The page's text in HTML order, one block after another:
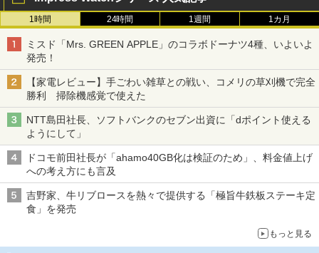
1時間 24時間 1週間 1カ月
ミスド「Mrs. GREEN APPLE」のコラボドーナツ4種、いよいよ
発売！
【家電レビュー】手ごわい雑草との戦い、コメリの草刈機で完全
勝利 掃除機感覚で使えた
NTT島田社長、ソフトバンクのセブン出資に「dポイント使える
ようにして」
ドコモ前田社長が「ahamo40GB化は検証のため」、料金値上げ
への考え方にも言及
吉野家、牛リブロースを熱々で提供する「極旨牛鉄板ステーキ定
食」を発売
もっと見る